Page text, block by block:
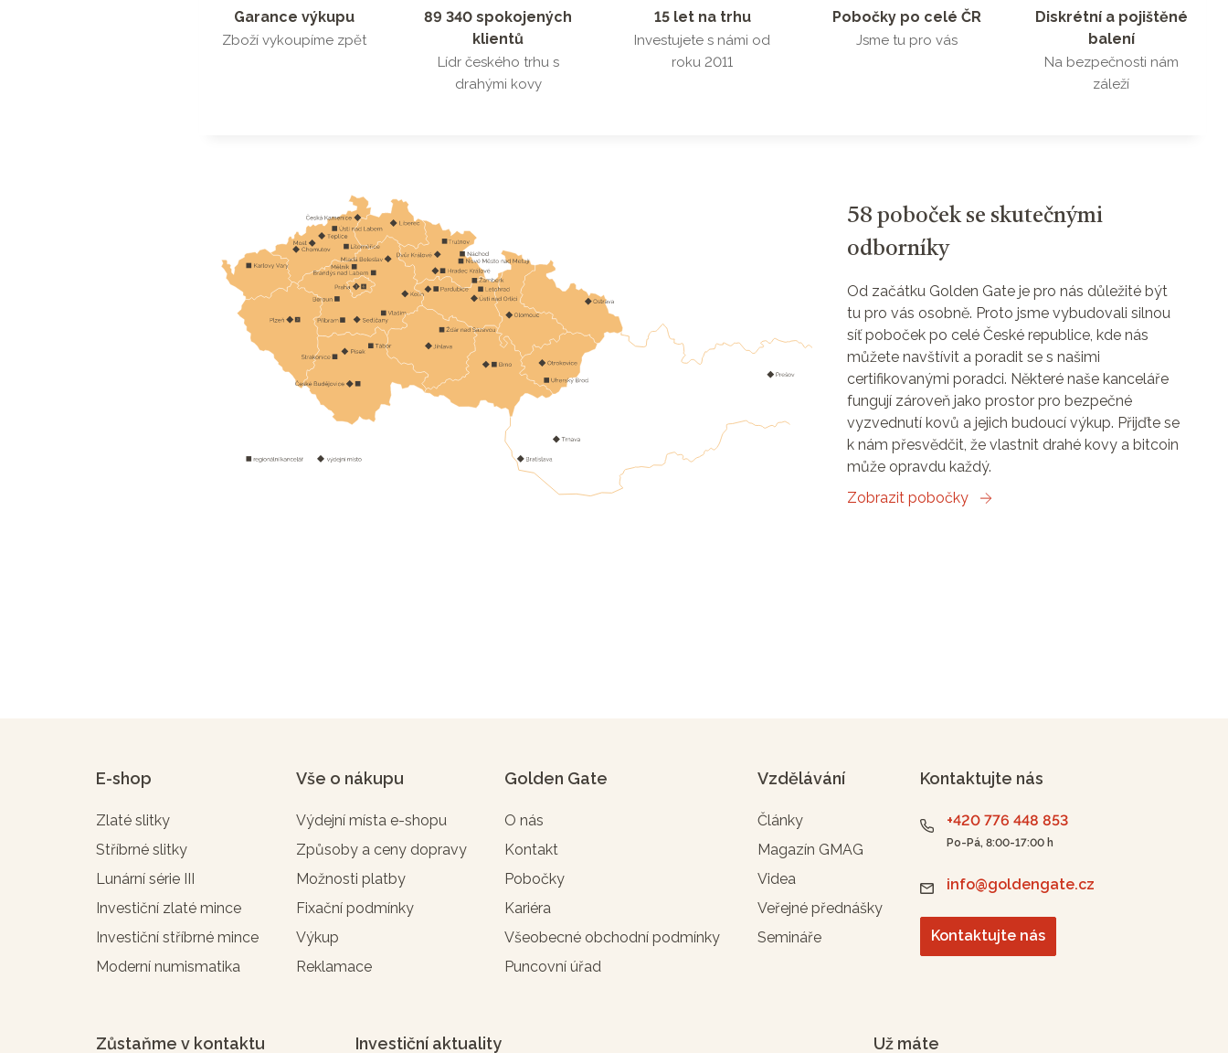
Garance výkupu
Zboží vykoupíme zpět
89 340 spokojených
klientů
Lídr českého trhu s
drahými kovy
15 let na trhu
Investujete s námi od
roku 2011
Pobočky po celé ČR
Jsme tu pro vás
Diskrétní a pojištěné
balení
Na bezpečnosti nám
záleží
58 poboček se skutečnými
odborníky
Od začátku Golden Gate je pro nás důležité být
tu pro vás osobně. Proto jsme vybudovali silnou
síť poboček po celé České republice, kde nás
můžete navštívit a poradit se s našimi
certifikovanými poradci. Některé naše kanceláře
fungují zároveň jako prostor pro bezpečné
vyzvednutí kovů a jejich budoucí výkup. Přijďte se
k nám přesvědčit, že vlastnit drahé kovy a bitcoin
může opravdu každý.
Zobrazit pobočky
E-shop
Zlaté slitky
Stříbrné slitky
Lunární série III
Investiční zlaté mince
Investiční stříbrné mince
Moderní numismatika
Vše o nákupu
Výdejní místa e-shopu
Způsoby a ceny dopravy
Možnosti platby
Fixační podmínky
Výkup
Reklamace
Golden Gate
O nás
Kontakt
Pobočky
Kariéra
Všeobecné obchodní podmínky
Puncovní úřad
Vzdělávání
Články
Magazín GMAG
Videa
Veřejné přednášky
Semináře
Kontaktujte nás
+420 776 448 853
Po-Pá, 8:00-17:00 h
info@goldengate.cz
Kontaktujte nás
Zůstaňme v kontaktu Investiční aktuality Už máte